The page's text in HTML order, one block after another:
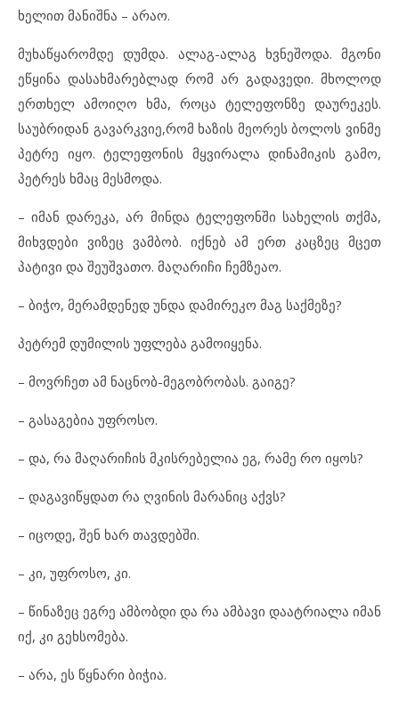
ხელით მანიშნა – არაო.
მუხაწყარომდე დუმდა. ალაგ-ალაგ ხვნეშოდა. მგონი
ეწყინა დასახმარებლად რომ არ გადავედი. მხოლოდ
ერთხელ ამოიღო ხმა, როცა ტელეფონზე დაურეკეს.
საუბრიდან გავარკვიე,რომ ხაზის მეორეს ბოლოს ვინმე
პეტრე იყო. ტელეფონის მყვირალა დინამიკის გამო,
პეტრეს ხმაც მესმოდა.
– იმან დარეკა, არ მინდა ტელეფონში სახელის თქმა,
მიხვდები ვიზეც ვამბობ. იქნებ ამ ერთ კაცზეც მცეთ
პატივი და შეუშვათო. მაღარიჩი ჩემზეაო.
– ბიჭო, მერამდენედ უნდა დამირეკო მაგ საქმეზე?
პეტრემ დუმილის უფლება გამოიყენა.
– მოვრჩეთ ამ ნაცნობ-მეგობრობას. გაიგე?
– გასაგებია უფროსო.
– და, რა მაღარიჩის მკისრებელია ეგ, რამე რო იყოს?
– დაგავიწყდათ რა ღვინის მარანიც აქვს?
– იცოდე, შენ ხარ თავდებში.
– კი, უფროსო, კი.
– წინაზეც ეგრე ამბობდი და რა ამბავი დაატრიალა იმან
იქ, კი გეხსომება.
– არა, ეს წყნარი ბიჭია.